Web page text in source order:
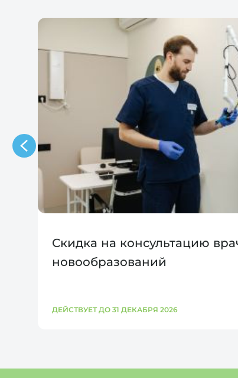
Скидка на консультацию
новообразований
ДЕЙСТВУЕТ ДО 31 ДЕКАБРЯ 2026